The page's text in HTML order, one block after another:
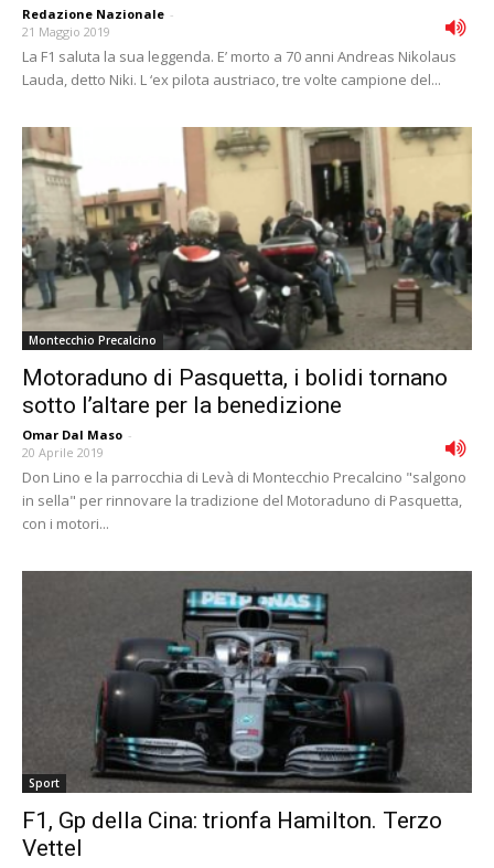
Redazione Nazionale -
21 Maggio 2019
La F1 saluta la sua leggenda. E’ morto a 70 anni Andreas Nikolaus
Lauda, detto Niki. L ‘ex pilota austriaco, tre volte campione del...
Montecchio Precalcino
Motoraduno di Pasquetta, i bolidi tornano
sotto l’altare per la benedizione
Omar Dal Maso -
20 Aprile 2019
Don Lino e la parrocchia di Levà di Montecchio Precalcino "salgono
in sella" per rinnovare la tradizione del Motoraduno di Pasquetta,
con i motori...
Sport
F1, Gp della Cina: trionfa Hamilton. Terzo
Vettel